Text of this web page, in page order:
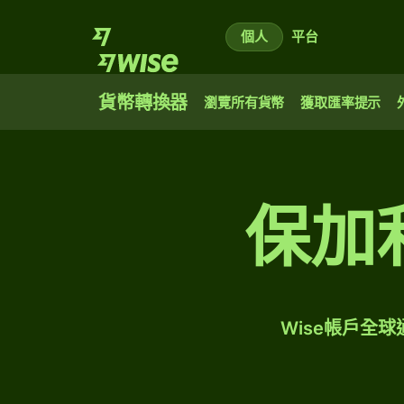
個人 平台
貨幣轉換器 瀏覽所有貨幣 獲取匯率提示
保加
Wise帳戶全球